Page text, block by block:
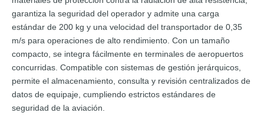
garantiza la seguridad del operador y admite una carga
estándar de 200 kg y una velocidad del transportador de 0,35
m/s para operaciones de alto rendimiento. Con un tamaño
compacto, se integra fácilmente en terminales de aeropuertos
concurridas. Compatible con sistemas de gestión jerárquicos,
permite el almacenamiento, consulta y revisión centralizados de
datos de equipaje, cumpliendo estrictos estándares de
seguridad de la aviación.